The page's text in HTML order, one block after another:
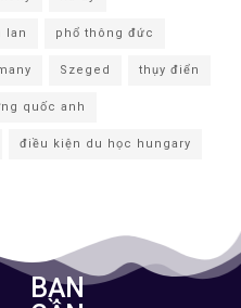
lan phổ thông đức
Szeged thụy điển
quốc anh
điều kiện du học hungary
BẠN